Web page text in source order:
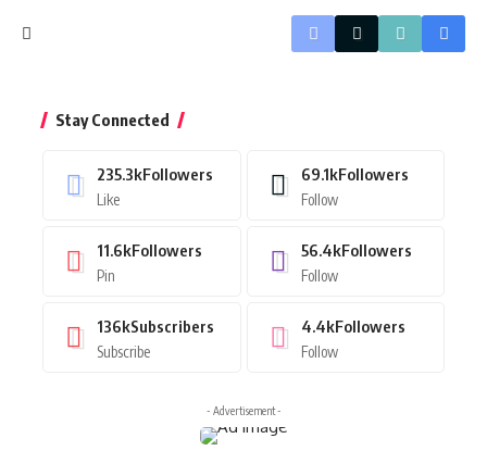
Stay Connected
235.3kFollowers
Like
69.1kFollowers
Follow
11.6kFollowers
Pin
56.4kFollowers
Follow
136kSubscribers
Subscribe
4.4kFollowers
Follow
- Advertisement -